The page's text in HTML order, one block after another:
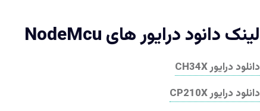
لینک دانود درایور های NodeMcu
دانلود درایور CH34X
دانلود درایور CP210X